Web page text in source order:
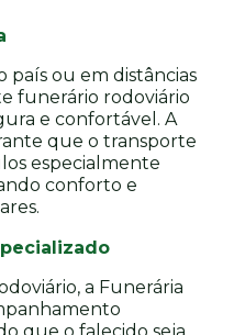
país ou em distâncias
funerário rodoviário
e confortável. A
que o transporte
especialmente
conforto e
a Funerária